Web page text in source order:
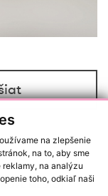
na zlepšenie
na to, aby sme
na analýzu
toho, odkiaľ naši
MESTO)